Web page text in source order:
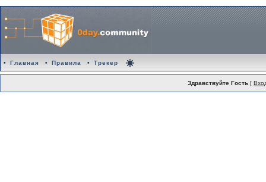
• Главная • Правила • Трекер
Здравствуйте Гость [